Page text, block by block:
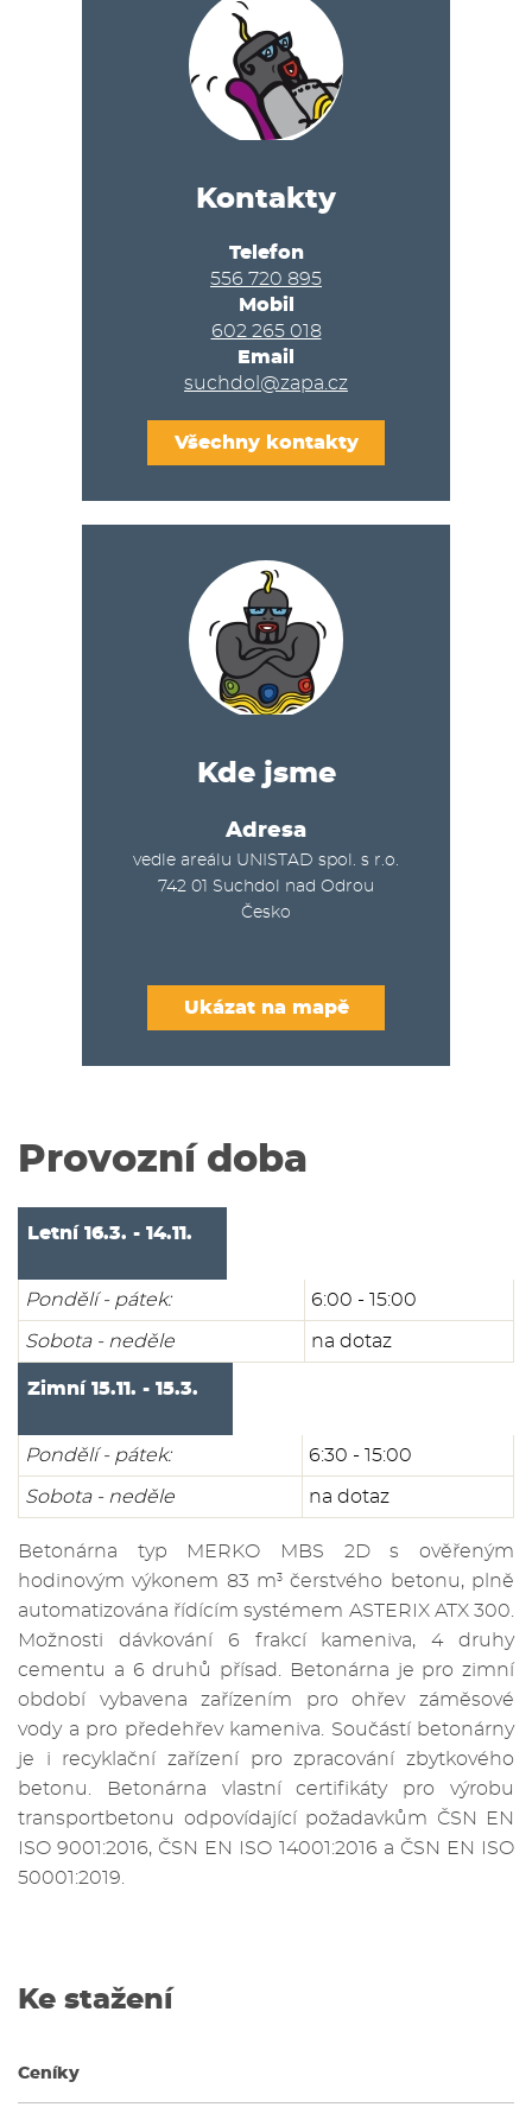
Kontakty
Telefon
556 720 895
Mobil
602 265 018
Email
suchdol@zapa.cz
Všechny kontakty
Kde jsme
Adresa
vedle areálu UNISTAD spol. s r.o.
742 01 Suchdol nad Odrou
Česko
Ukázat na mapě
Provozní doba
Letní 16.3. - 14.11.
Pondělí - pátek: 6:00 - 15:00
Sobota - neděle na dotaz
Zimní 15.11. - 15.3.
Pondělí - pátek: 6:30 - 15:00
Sobota - neděle na dotaz
Betonárna typ MERKO MBS 2D s ověřeným
hodinovým výkonem 83 m3
čerstvého betonu, plně
automatizována řídícím systémem ASTERIX ATX 300.
Možnosti dávkování 6 frakcí kameniva, 4 druhy
cementu a 6 druhů přísad. Betonárna je pro zimní
období vybavena zařízením pro ohřev záměsové
vody a pro předehřev kameniva. Součástí betonárny
je i recyklační zařízení pro zpracování zbytkového
betonu. Betonárna vlastní certifikáty pro výrobu
transportbetonu odpovídající požadavkům ČSN EN
ISO 9001:2016, ČSN EN ISO 14001:2016 a ČSN EN ISO
50001:2019.
Ke stažení
Ceníky